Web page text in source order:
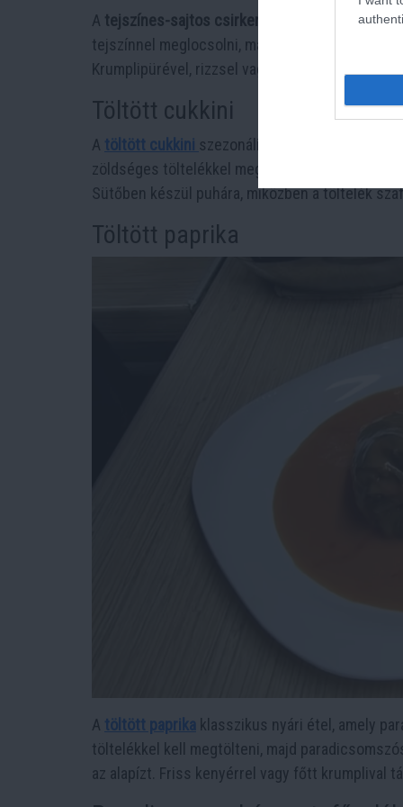
A tejszínes-sajtos csirkemell
gyors, ünnepibb
tejszínnel meglocsolni, majd reszelt sajttal
Krumplipürével, rizzsel vagy friss salátával is
Töltött cukkini
A töltött cukkini szezonális, könnyű nyári
zöldséges töltelékkel megtölteni.
Sütőben készül puhára, miközben a töltelék
Töltött paprika
A töltött paprika klasszikus nyári étel, amely
töltelékkel kell megtölteni, majd
az alapízt. Friss kenyérrel vagy főtt krumplival